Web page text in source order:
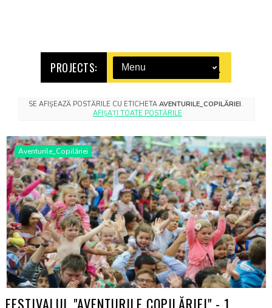
PROJECTS:
SE AFIȘEAZĂ POSTĂRILE CU ETICHETAAVENTURILE_COPILĂRIEI.
AFIȘAȚI TOATE POSTĂRILE
Aventurile_Copilăriei
FESTIVALUL "AVENTURILE COPILĂRIEI" - 1